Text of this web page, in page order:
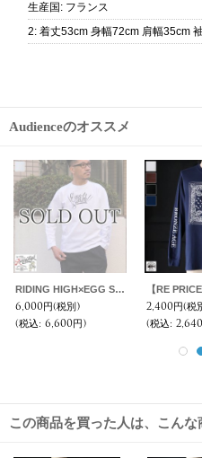
生産国 : フランス
2: 着丈53cm 身幅72cm 肩幅35cm
Audienceのオススメ
RIDING HIGH×EGG SNDWCH LABEL/ PRINT L/S TEE（HOLIDAY）
6,000円(税別)
(税込: 6,600円)
2,400円(税
(税込:
この商品を買った人は、こん